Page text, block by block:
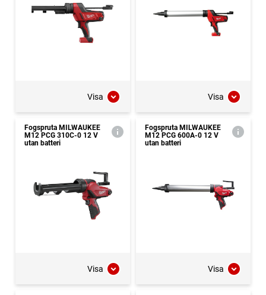
Visa Visa
Fogspruta MILWAUKEE
M12 PCG 310C-0 12 V
utan batteri
Visa
Fogspruta MILWAUKEE
M12 PCG 600A-0 12 V
utan batteri
Visa